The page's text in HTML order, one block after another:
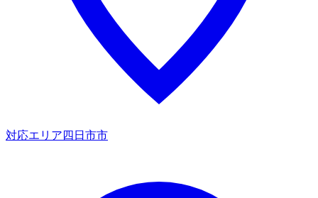
対応エリア 四日市市